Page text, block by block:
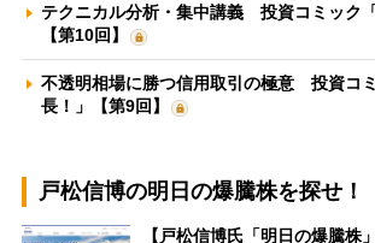
テクニカル分析・集中講義 投資コミック
【第10回】
不透明相場に勝つ信用取引の極意 投資コ
長！」【第9回】
戸松信博の明日の爆騰株を探せ！
【戸松信博氏「明日の爆騰株